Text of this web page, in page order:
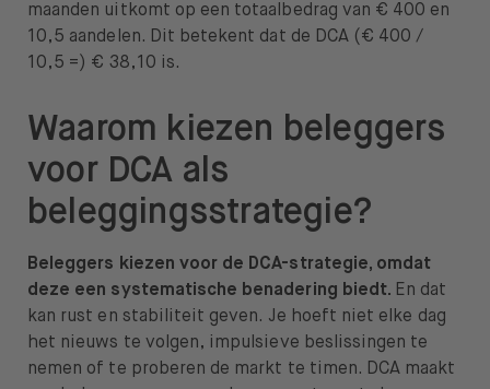
maanden uitkomt op een totaalbedrag van € 400 en
10,5 aandelen. Dit betekent dat de DCA (€ 400 /
10,5 =) € 38,10 is.
Waarom kiezen beleggers
voor DCA als
beleggingsstrategie?
Beleggers kiezen voor de DCA-strategie, omdat
deze een systematische benadering biedt. En dat
kan rust en stabiliteit geven. Je hoeft niet elke dag
het nieuws te volgen, impulsieve beslissingen te
nemen of te proberen de markt te timen. DCA maakt